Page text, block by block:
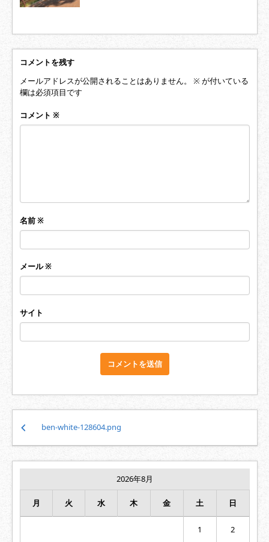
コメントを残す
メールアドレスが公開されることはありません。
※が付いている
欄は必須項目です
コメント ※
名前※
メール※
サイト
ナ
ゲ
ben-white-128604.png
2026年8月
月 火 水 木 金 土 日
1 2